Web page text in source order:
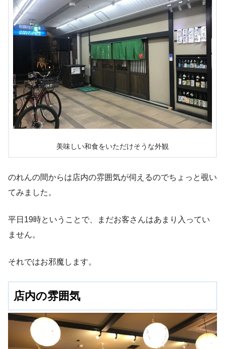
美味しい和食をいただけそうな外観
のれんの間からは店内の雰囲気が伺えるのでちょっと覗い
てみました。
平日19時ということで、まだお客さんはあまり入ってい
ません。
それではお邪魔します。
店内の雰囲気